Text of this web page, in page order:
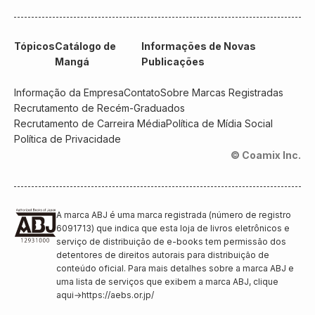
TópicosCatálogo de
Mangá
Informações de Novas
Publicações
Informação da EmpresaContatoSobre Marcas Registradas
Recrutamento de Recém-Graduados
Recrutamento de Carreira MédiaPolítica de Mídia Social
Política de Privacidade
© Coamix Inc.
A marca ABJ é uma marca registrada (número de registro
6091713) que indica que esta loja de livros eletrônicos e
serviço de distribuição de e-books tem permissão dos
detentores de direitos autorais para distribuição de
conteúdo oficial. Para mais detalhes sobre a marca ABJ e
uma lista de serviços que exibem a marca ABJ, clique
aqui→https://aebs.or.jp/